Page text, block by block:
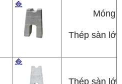
Móng
Thép sàn
Thép sàn